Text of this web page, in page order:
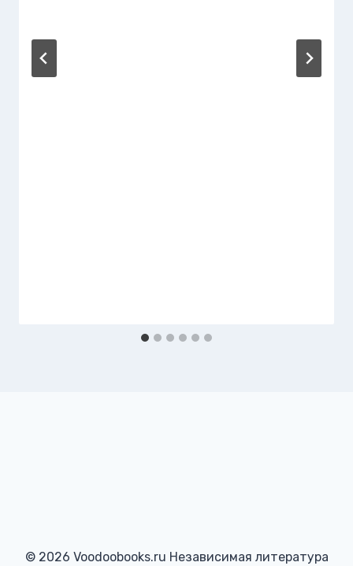
© 2026 Voodoobooks.ru Независимая литература